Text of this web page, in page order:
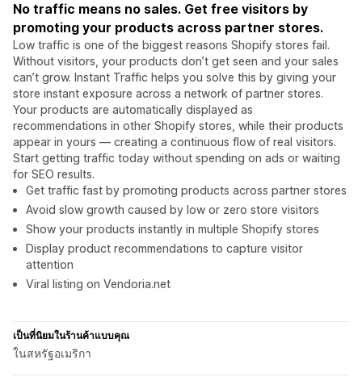
No traffic means no sales. Get free visitors by
promoting your products across partner stores.
Low traffic is one of the biggest reasons Shopify stores fail.
Without visitors, your products don’t get seen and your sales
can’t grow. Instant Traffic helps you solve this by giving your
store instant exposure across a network of partner stores.
Your products are automatically displayed as
recommendations in other Shopify stores, while their products
appear in yours — creating a continuous flow of real visitors.
Start getting traffic today without spending on ads or waiting
for SEO results.
Get traffic fast by promoting products across partner stores
Avoid slow growth caused by low or zero store visitors
Show your products instantly in multiple Shopify stores
Display product recommendations to capture visitor
attention
Viral listing on Vendoria.net
เป็นที่นิยมในร้านค้าแบบคุณ
ในสหรัฐอเมริกา